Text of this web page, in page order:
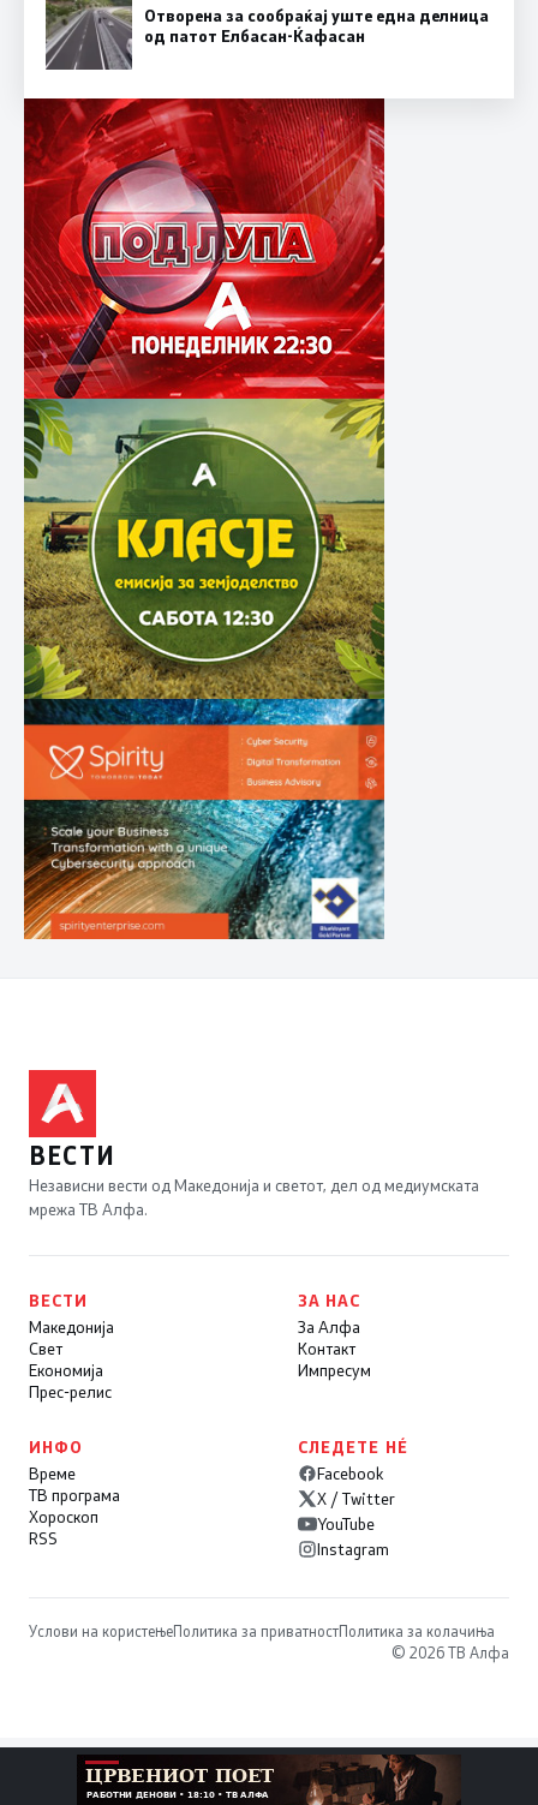
Отворена за сообраќај уште една делница
од патот Елбасан-Ќафасан
ВЕСТИ
Независни вести од Македонија и светот, дел од медиумската
мрежа ТВ Алфа.
ВЕСТИ
Македонија
Свет
Економија
Прес-релис
ЗА НАС
За Алфа
Контакт
Импресум
ИНФО
Време
ТВ програма
Хороскоп
RSS
СЛЕДЕТЕ НÉ
Facebook
X / Twitter
YouTube
Instagram
Услови на користењеПолитика за приватностПолитика за колачиња
© 2026 ТВ Алфа